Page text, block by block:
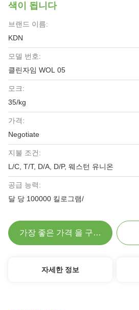
색이 됩니다
브랜드 이름:
KDN
모델 번호:
클린자임 WOL 05
모크:
35/kg
가격:
Negotiate
지불 조건:
L/C, T/T, D/A, D/P, 웨스턴 유니온
공급 능력:
달 당 100000 킬로그램/
가장 좋은 가격 을 구하라
자세한 정보